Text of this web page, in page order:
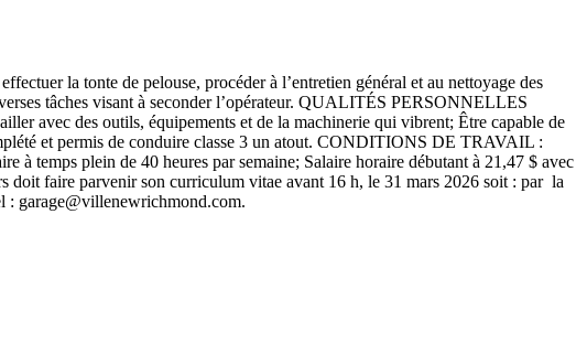
la tonte de pelouse, procéder à l’entretien général et au nettoyage des
tâches visant à seconder l’opérateur. QUALITÉS PERSONNELLES
avec des outils, équipements et de la machinerie qui vibrent; Être capable de
et permis de conduire classe 3 un atout. CONDITIONS DE TRAVAIL :
à temps plein de 40 heures par semaine; Salaire horaire débutant à 21,47 $ avec
doit faire parvenir son curriculum vitae avant 16 h, le 31 mars 2026 soit : par la
garage@villenewrichmond.com.